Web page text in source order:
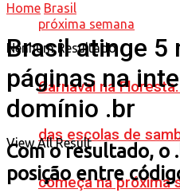
Carnaval na
das escolas de
começa na próxima
Nenhum Resultado
View All Result
Home Brasil
Brasil atinge 5
páginas na
domínio .br
Com o resultado, o
posição entre